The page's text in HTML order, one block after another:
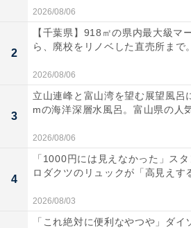
2026/08/06
2
【千葉県】918㎡の県内最大級マ
ら、廃校をリノベした直売所まで
2026/08/06
3
立山連峰と富山湾を望む展望風呂
mの海洋深層水風呂。富山県の人
2026/08/06
4
「1000円には見えなかった」ス
ロダクツのリュックが「高見えす
2026/08/03
「これ絶対に便利なやつや」ダイ